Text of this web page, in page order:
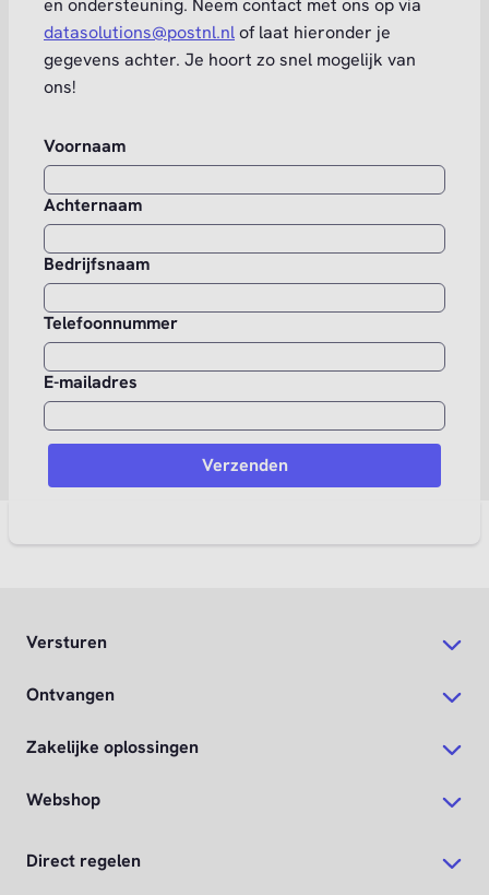
en ondersteuning. Neem contact met ons op via
datasolutions@postnl.nlof laat hieronder je
gegevens achter. Je hoort zo snel mogelijk van
ons!
Voornaam
Achternaam
Bedrijfsnaam
Telefoonnummer
E-mailadres
Versturen
Ontvangen
Zakelijke oplossingen
Webshop
Direct regelen